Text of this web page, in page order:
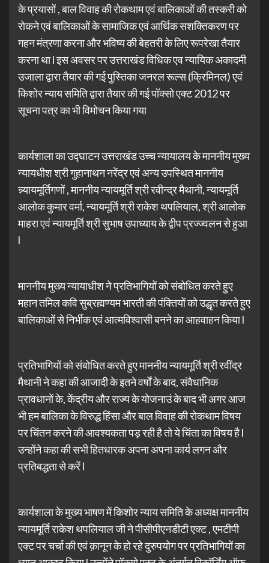
के प्रयासों , बाल विवाह की रोकथाम एवं बालिकाओं की तस्करी को
रोकने एवं बालिकाओं के सामाजिक एवं आर्थिक सशक्तिकरण पर
गहन मंत्रणा करना और भविष्य की बेहतरी के लिए रूपरेखा तैयार
करना था l इस अवसर पर उत्तराखंड विधिक एव न्यायिक अकादमी
उजाला द्वारा तैयार की गई पुस्तिका जनरल रूल्स (क्रिमिनल) एवं
किशोर न्याय समिति द्वारा तैयार की गई पॉक्सो एक्ट 2012 पर
सूचना पत्र का भी विमोचन किया गया
कार्यशाला का उद्घाटन उत्तराखंड उच्च न्यायालय के माननीय मुख्य
न्यायधीश श्री गुहानाथन नरेंद्र एवं अन्य उपस्थित माननीय
न्न्यायमूर्तिगणों , माननीय न्यायमूर्ति श्री रवीन्द्र मैथानी, न्यायमूर्ति
आलोक कुमार वर्मा, न्यायमूर्ति श्री राकेश थपलियाल, श्री आलोक
माहरा एवं न्यायमूर्ति श्री सुभाष उपाध्याय के द्वीप प्रज्ज्वलन से हुआ
l
माननीय मुख्य न्यायाधीश ने प्रतिभागियों को संबोधित करते हुए
महान तमिल कवि सुब्रह्मण्यम भारती की पंक्तियों को उद्धृत करते हुए
बालिकाओं से निर्भीक एवं आत्मविश्वासी बनने का आहवाहन किया l
प्रतिभागियों को संबोधित करते हुए माननीय न्यायमूर्ति श्री रवींद्र
मैथानी ने कहा की आजादी के इतने वर्षों के बाद, संवैधानिक
प्रावधानों के, केंद्रीय और राज्य के योजनाउं के बाद भी अगर आज
भी हम बालिका के विरुद्ध हिंसा और बाल विवाह की रोकथाम विषय
पर चिंतन करने की आवश्यकता पड़ रही है तो ये चिंता का विषय है l
उन्होंने कहा की सभी हितधारक अपना अपना कार्य लगन और
प्रतिबद्धता से करें l
कार्यशाला के मुख्य भाषण में किशोर न्याय समिति के अध्यक्ष माननीय
न्यायमूर्ति राकेश थपलियाल जी ने पीसीपीएनडीटी एक्ट , एमटीपी
एक्ट पर चर्चा की एवं क़ानून के हो रहे दुरुपयोग पर प्रतिभागियों का